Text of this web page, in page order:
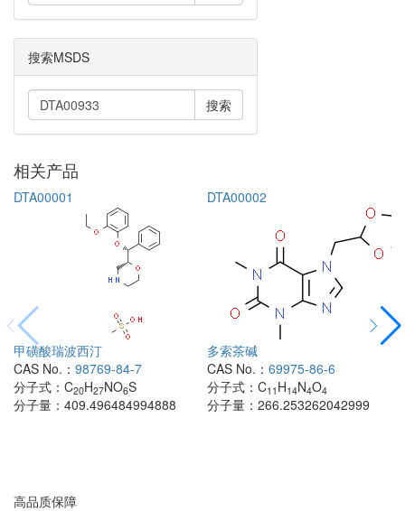
搜索MSDS
搜索
相关产品
DTA00001
甲磺酸瑞波西汀
CAS No.： 98769-84-7
分子式： C20H27NO6S
分子量： 409.496484994888
DTA00002
多索茶碱
CAS No.： 69975-86-6
分子式： C11 H14N4O4
分子量： 266.253262042999
高品质保障